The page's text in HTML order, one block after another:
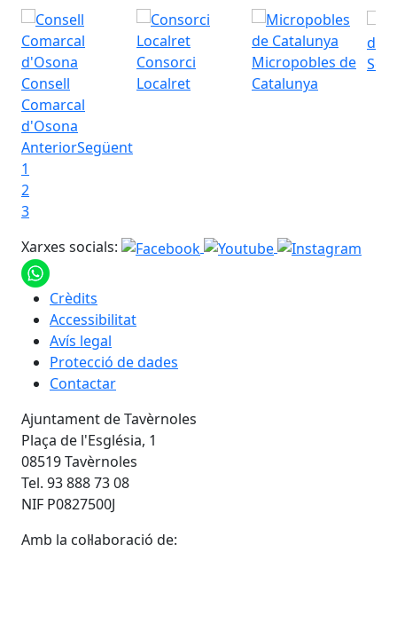
Consell
Comarcal
d'Osona
Consorci
Localret
Micropobles de
Catalunya
AnteriorSegüent
1
2
3
Xarxes socials:
Crèdits
Accessibilitat
Avís legal
Protecció de dades
Contactar
Ajuntament de Tavèrnoles
Plaça de l'Església, 1
08519 Tavèrnoles
Tel. 93 888 73 08
NIF P0827500J
Amb la col·laboració de: